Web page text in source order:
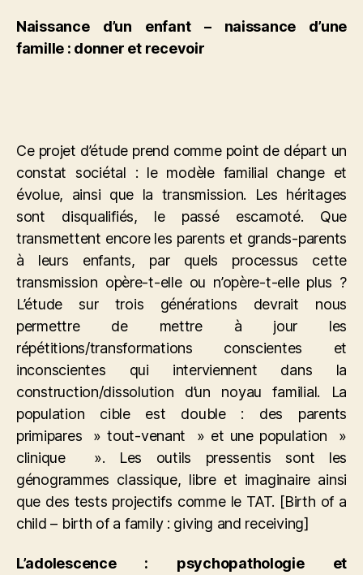
Naissance d’un enfant – naissance d’une
famille : donner et recevoir
Ce projet d’étude prend comme point de départ un
constat sociétal : le modèle familial change et
évolue, ainsi que la transmission. Les héritages
sont disqualifiés, le passé escamoté. Que
transmettent encore les parents et grands-parents
à leurs enfants, par quels processus cette
transmission opère-t-elle ou n’opère-t-elle plus ?
L’étude sur trois générations devrait nous
permettre de mettre à jour les
répétitions/transformations conscientes et
inconscientes qui interviennent dans la
construction/dissolution d’un noyau familial. La
population cible est double : des parents
primipares » tout-venant » et une population »
clinique ». Les outils pressentis sont les
génogrammes classique, libre et imaginaire ainsi
que des tests projectifs comme le TAT. [Birth of a
child – birth of a family : giving and receiving]
L’adolescence : psychopathologie et